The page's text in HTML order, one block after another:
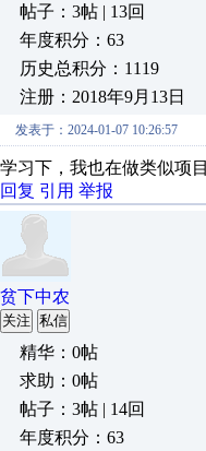
帖子：3帖 | 13回
年度积分：63
历史总积分：1119
注册：2018年9月13日
发表于：2024-01-07 10:26:57
学习下，我也在做类似项目
回复 引用 举报
贫下中农
关注 私信
精华：0帖
求助：0帖
帖子：3帖 | 14回
年度积分：63